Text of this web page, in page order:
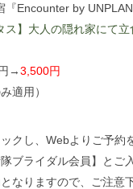
Encounter by UNPLAN
】大人の隠れ家にて
円→3,500円
適用）
クし、Webよりご予約
ブライダル会員】とご
なりますので、ご注意